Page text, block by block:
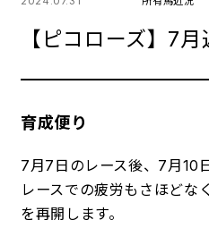
【ピコローズ】7
育成便り
7月7日のレース後、7月10
レースでの疲労もさほどな
を再開します。